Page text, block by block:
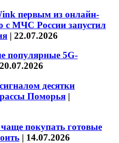
первым из онлайн-
с МЧС России запустил
| 22.07.2026
популярные 5G-
20.07.2026
десятки
Поморья |
покупать готовые
| 14.07.2026